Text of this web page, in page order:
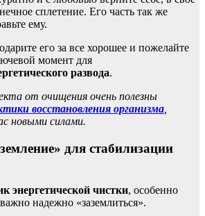
сплетение. Его часть так же
ему.
его за все хорошее и пожелайте
момент для
развода.
от очищения очень полезны
восстановления организма
новыми силами.
для стабилизации
энергетической чистки, особенно
надежно «заземлиться».